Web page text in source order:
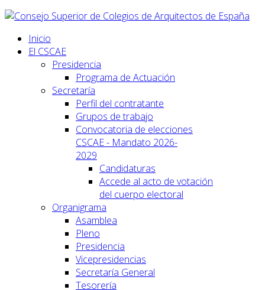
Inicio
El CSCAE
Presidencia
Programa de Actuación
Secretaría
Perfil del contratante
Grupos de trabajo
Convocatoria de elecciones
CSCAE - Mandato 2026-
2029
Candidaturas
Accede al acto de votación
del cuerpo electoral
Organigrama
Asamblea
Pleno
Presidencia
Vicepresidencias
Secretaría General
Tesorería